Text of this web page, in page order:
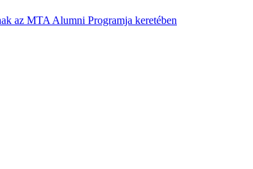
az MTA Alumni Programja keretében